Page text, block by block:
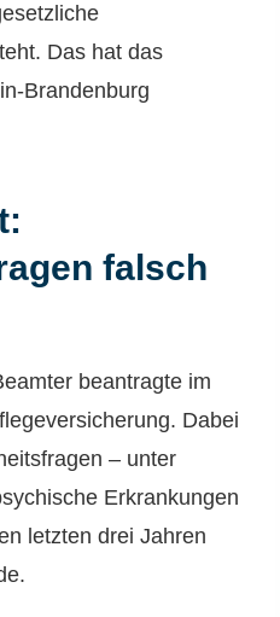
Das hat das
Brandenburg
falsch
beantragte im
Dabei
– unter
Erkrankungen
letzten drei Jahren